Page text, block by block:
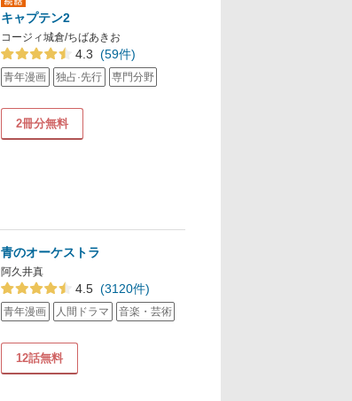
キャプテン2
コージィ城倉/ちばあきお
4.3 (59件)
青年漫画 独占·先行 専門分野
2冊分無料
青のオーケストラ
阿久井真
4.5 (3120件)
青年漫画 人間ドラマ 音楽・芸術
12話無料